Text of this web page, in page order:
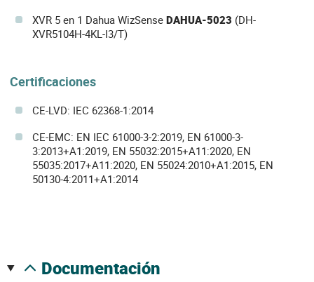
XVR 5 en 1 Dahua WizSense DAHUA-5023 (DH-
XVR5104H-4KL-I3/T)
Certificaciones
CE-LVD: IEC 62368-1:2014
CE-EMC: EN IEC 61000-3-2:2019, EN 61000-3-
3:2013+A1:2019, EN 55032:2015+A11:2020, EN
55035:2017+A11:2020, EN 55024:2010+A1:2015, EN
50130-4:2011+A1:2014
documentación